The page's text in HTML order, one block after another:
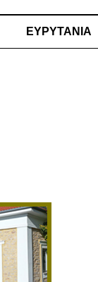
ΕΥΡΥΤΑΝΙΑ